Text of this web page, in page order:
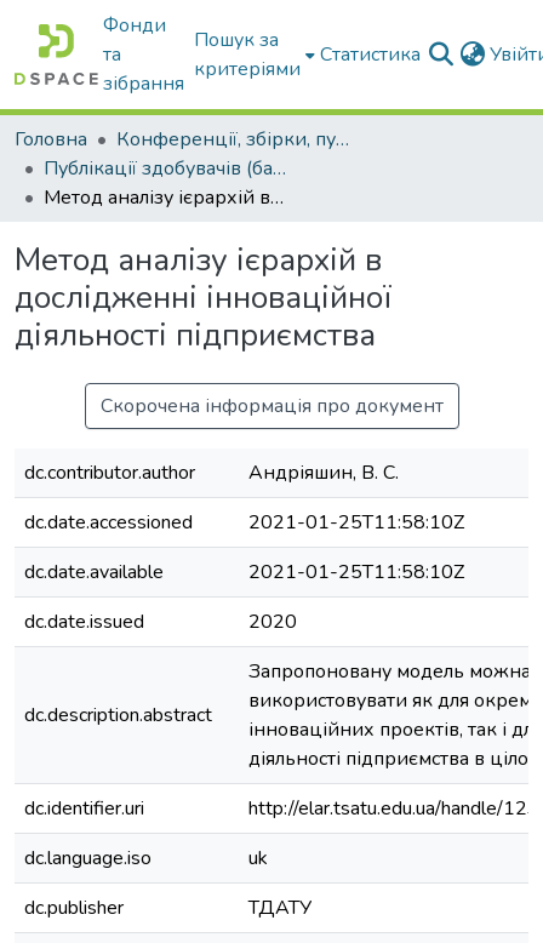
Фонди
та
зібрання
Пошук за
критеріями
Статистика
Головна
Конференції, збірки, публікації молодих вчених і здобувачів : магістрів, бакалаврів, аспірантів.
Публікації здобувачів (бакалаврів. магістрів, аспірантів)
Метод аналізу ієрархій в дослідженні інноваційної діяльності підприємства
Метод аналізу ієрархій в
дослідженні інноваційної
діяльності підприємства
Скорочена інформація про документ
dc.contributor.author
Андріяшин, В. С.
dc.date.accessioned
2021-01-25T11:58:10Z
dc.date.available
2021-01-25T11:58:10Z
dc.date.issued
2020
dc.description.abstract
Запропоновану модель можна
використовувати як для
інноваційних проектів, так і
діяльності підприємства в
dc.identifier.uri
http://elar.tsatu.edu.ua/handle/
dc.language.iso
uk
dc.publisher
ТДАТУ